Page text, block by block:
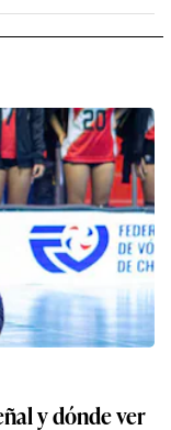
y dónde ver